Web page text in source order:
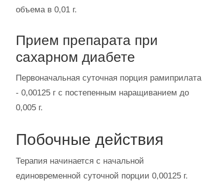
объема в 0,01 г.
Прием препарата при
сахарном диабете
Первоначальная суточная порция рамиприлата
- 0,00125 г с постепенным наращиванием до
0,005 г.
Побочные действия
Терапия начинается с начальной
единовременной суточной порции 0,00125 г.